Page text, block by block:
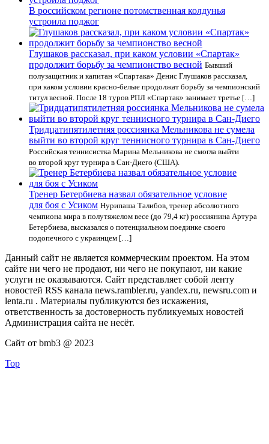
В российском регионе потомственная колдунья
устроила поджог
Глушаков рассказал, при каком условии «Спартак»
продолжит борьбу за чемпионство весной Бывший
полузащитник и капитан «Спартака» Денис Глушаков рассказал,
при каком условии красно-белые продолжат борьбу за чемпионский
титул весной. После 18 туров РПЛ «Спартак» занимает третье […]
Тридцатипятилетняя россиянка Мельникова не сумела
выйти во второй круг теннисного турнира в Сан‑Диего
Российская теннисистка Марина Мельникова не смогла выйти
во второй круг турнира в Сан‑Диего (США).
Тренер Бетербиева назвал обязательное условие
для боя с Усиком Нурипаша Талибов, тренер абсолютного
чемпиона мира в полутяжелом весе (до 79,4 кг) россиянина Артура
Бетербиева, высказался о потенциальном поединке своего
подопечного с украинцем […]
Данный сайт не является коммерческим проектом. На этом
сайте ни чего не продают, ни чего не покупают, ни какие
услуги не оказываются. Сайт представляет собой ленту
новостей RSS канала news.rambler.ru, yandex.ru, newsru.com и
lenta.ru . Материалы публикуются без искажения,
ответственность за достоверность публикуемых новостей
Администрация сайта не несёт.
Сайт от bmb3 @ 2023
Top